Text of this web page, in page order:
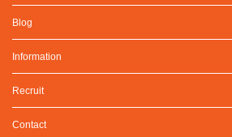
Blog
Information
Recruit
Contact